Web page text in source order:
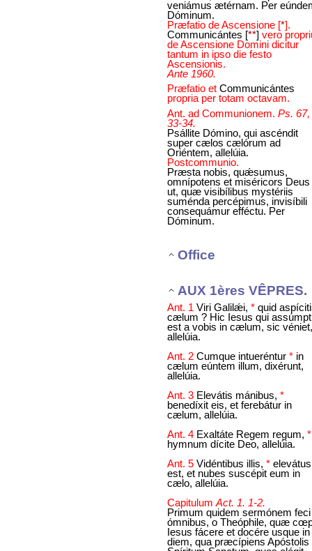
veniámus ætérnam. Per
Dóminum.
Præfatio de Ascensione [*].
Communicántes [**] vero
de Ascensione Domini dicitur
tantum in ipso die festo
Ascensionis.
Ante 1960.
Præfatio et Communicántes
propria per totam octavam.
Ant. ad Communionem. Ps. 67,
33-34.
Psállite Dómino, qui ascéndit
super cælos cælórum ad
Oriéntem, allelúia.
Postcommunio.
Præsta nobis, quǽsumus,
omnípotens et miséricors Deus
ut, quæ visibílibus mystériis
suménda percépimus, invisíbili
consequámur efféctu. Per
Dóminum.
Office
AUX 1ères VÊPRES.
Ant. 1 Viri Galilǽi, * quid
cælum ? Hic Iesus qui
est a vobis in cælum, sic véniet,
allelúia.
Ant. 2 Cumque intueréntur * in
cælum eúntem illum, dixérunt,
allelúia.
Ant. 3 Elevátis mánibus, *
benedíxit eis, et ferebátur in
cælum, allelúia.
Ant. 4 Exaltáte Regem regum,
hymnum dícite Deo, allelúia.
Ant. 5 Vidéntibus illis, * elevátus
est, et nubes suscépit eum in
cælo, allelúia.
Capitulum Act. 1. 1-2.
Primum quidem sermónem
ómnibus, o Theóphile, quæ
Iesus fácere et docére usque in
diem, qua præcípiens Apóstolis